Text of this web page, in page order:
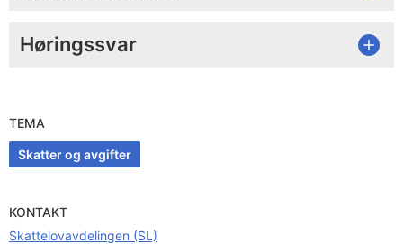
Høringssvar
TEMA
Skatter og avgifter
KONTAKT
Skattelovavdelingen (SL)